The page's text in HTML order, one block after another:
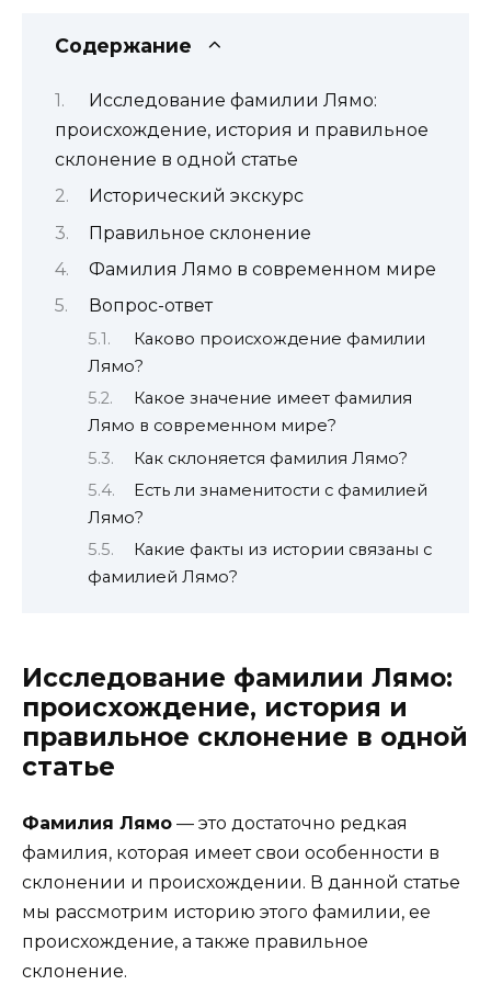
Содержание
Исследование фамилии Лямо:
происхождение, история и правильное
склонение в одной статье
Исторический экскурс
Правильное склонение
Фамилия Лямо в современном мире
Вопрос-ответ
Каково происхождение фамилии
Лямо?
Какое значение имеет фамилия
Лямо в современном мире?
Как склоняется фамилия Лямо?
Есть ли знаменитости с фамилией
Лямо?
Какие факты из истории связаны с
фамилией Лямо?
Исследование фамилии Лямо:
происхождение, история и
правильное склонение в одной
статье
Фамилия Лямо — это достаточно редкая
фамилия, которая имеет свои особенности в
склонении и происхождении. В данной статье
мы рассмотрим историю этого фамилии, ее
происхождение, а также правильное
склонение.